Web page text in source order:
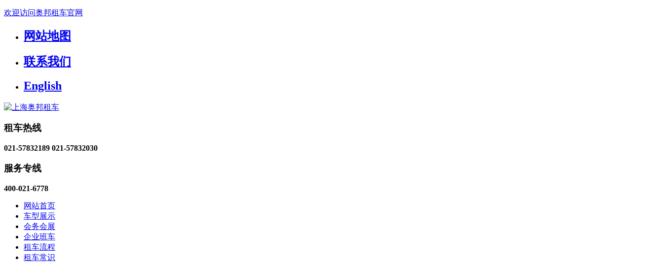
欢迎访问奥邦租车官网
网站地图
联系我们
English
租车热线
021-57832189 021-57832030
服务专线
400-021-6778
网站首页
车型展示
会务会展
企业班车
租车流程
租车常识